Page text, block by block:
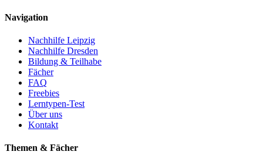
Navigation
Nachhilfe Leipzig
Nachhilfe Dresden
Bildung & Teilhabe
Fächer
FAQ
Freebies
Lerntypen-Test
Über uns
Kontakt
Themen & Fächer